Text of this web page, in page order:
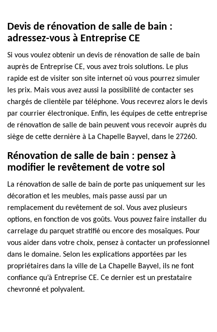
Devis de rénovation de salle de bain :
adressez-vous à Entreprise CE
Si vous voulez obtenir un devis de rénovation de salle de bain
auprès de Entreprise CE, vous avez trois solutions. Le plus
rapide est de visiter son site internet où vous pourrez simuler
les prix. Mais vous avez aussi la possibilité de contacter ses
chargés de clientèle par téléphone. Vous recevrez alors le devis
par courrier électronique. Enfin, les équipes de cette entreprise
de rénovation de salle de bain peuvent vous recevoir auprès du
siège de cette dernière à La Chapelle Bayvel, dans le 27260.
Rénovation de salle de bain : pensez à
modifier le revêtement de votre sol
La rénovation de salle de bain de porte pas uniquement sur les
décoration et les meubles, mais passe aussi par un
remplacement du revêtement de sol. Vous avez plusieurs
options, en fonction de vos goûts. Vous pouvez faire installer du
carrelage du parquet stratifié ou encore des mosaïques. Pour
vous aider dans votre choix, pensez à contacter un professionnel
dans le domaine. Selon les explications apportées par les
propriétaires dans la ville de La Chapelle Bayvel, ils ne font
confiance qu’à Entreprise CE. Ce dernier est un prestataire
chevronné et polyvalent.